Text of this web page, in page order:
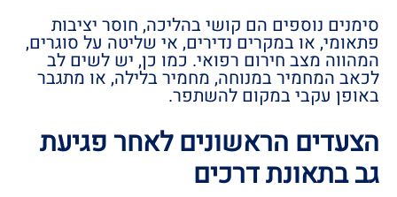
סימנים נוספים הם קושי בהליכה, חוסר יציבות
פתאומי, או במקרים נדירים, אי שליטה על סוגרים,
המהווה מצב חירום רפואי. כמו כן, יש לשים לב
לכאב המחמיר במנוחה, מחמיר בלילה, או מתגבר
באופן עקבי במקום להשתפר.
הצעדים הראשונים לאחר פגיעת
גב בתאונת דרכים